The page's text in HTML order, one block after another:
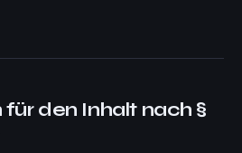
den Inhalt nach §